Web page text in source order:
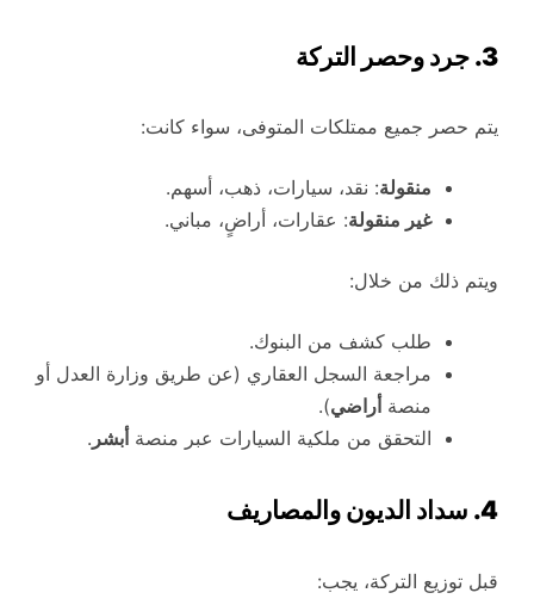
3. جرد وحصر التركة
يتم حصر جميع ممتلكات المتوفى، سواء كانت:
منقولة: نقد، سيارات، ذهب، أسهم.
غير منقولة: عقارات، أراضٍ، مباني.
ويتم ذلك من خلال:
طلب كشف من البنوك.
مراجعة السجل العقاري (عن طريق وزارة العدل أو
منصةأراضي).
التحقق من ملكية السيارات عبر منصةأبشر .
4. سداد الديون والمصاريف
قبل توزيع التركة، يجب: